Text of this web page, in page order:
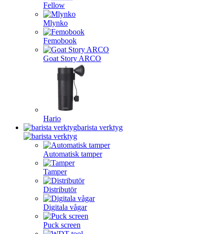
Fellow
Mlynko
Femobook
Goat Story ARCO
Hario
barista verktyg
Automatisk tamper
Tamper
Distributör
Digitala vågar
Puck screen